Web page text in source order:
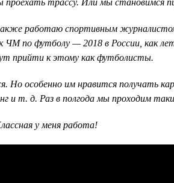
работаю спортивным
ЧМ по футболу — 2018 в России, как
прийти к этому как футболисты.
Но особенно им нравится получать
и т. д. Раз в полгода мы проходим
у меня работа!